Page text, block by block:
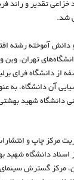
تقدیر و رائد
شد.
متولد سال ۱۳۵۷ و دانش
تهران،
از دانشگاه فرای
آن دانشگاه، به
دانشگاه شهید
اسناد دانشگاه
مرکز گسترش